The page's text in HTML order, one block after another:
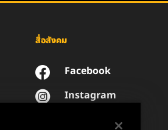
สื่อสังคม
Facebook
Instagram